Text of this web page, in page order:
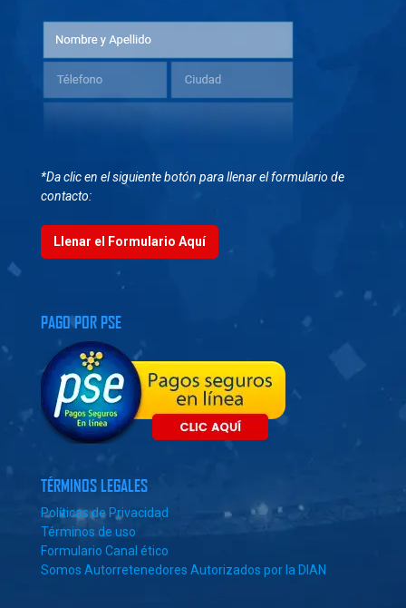
*Da clic en el siguiente botón para llenar el formulario de
contacto:
Llenar el Formulario Aquí
PAGO POR PSE
TÉRMINOS LEGALES
Políticas de Privacidad
Términos de uso
Formulario Canal ético
Somos Autorretenedores Autorizados por la DIAN